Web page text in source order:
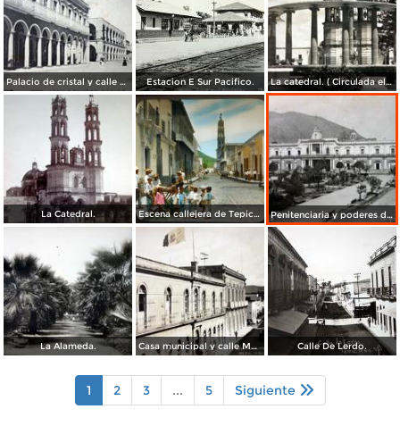
Palacio de cristal y calle de Lerdo.( Circulada el 26 de Diciembre de 1919 ). Estacion E Sur Pacifico. La catedral. ( Circulada el 7 de Agosto de 1955 ).
La Catedral. Escena callejera de Tepic Nayarit. Penitenciaria y poderes de el estado ( Circulada el 2 de Enero de 1936 ).
La Alameda. Casa municipal y calle Mexico. Calle De Lerdo.
1 2 3 ... 5 Siguiente